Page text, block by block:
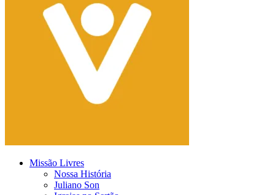
Missão Livres
Nossa História
Juliano Son